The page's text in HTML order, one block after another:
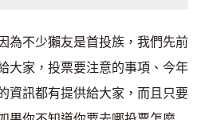
為不少獺友是首投族，我們先前
大家，投票要注意的事項、今年
資訊都有提供給大家，而且只要